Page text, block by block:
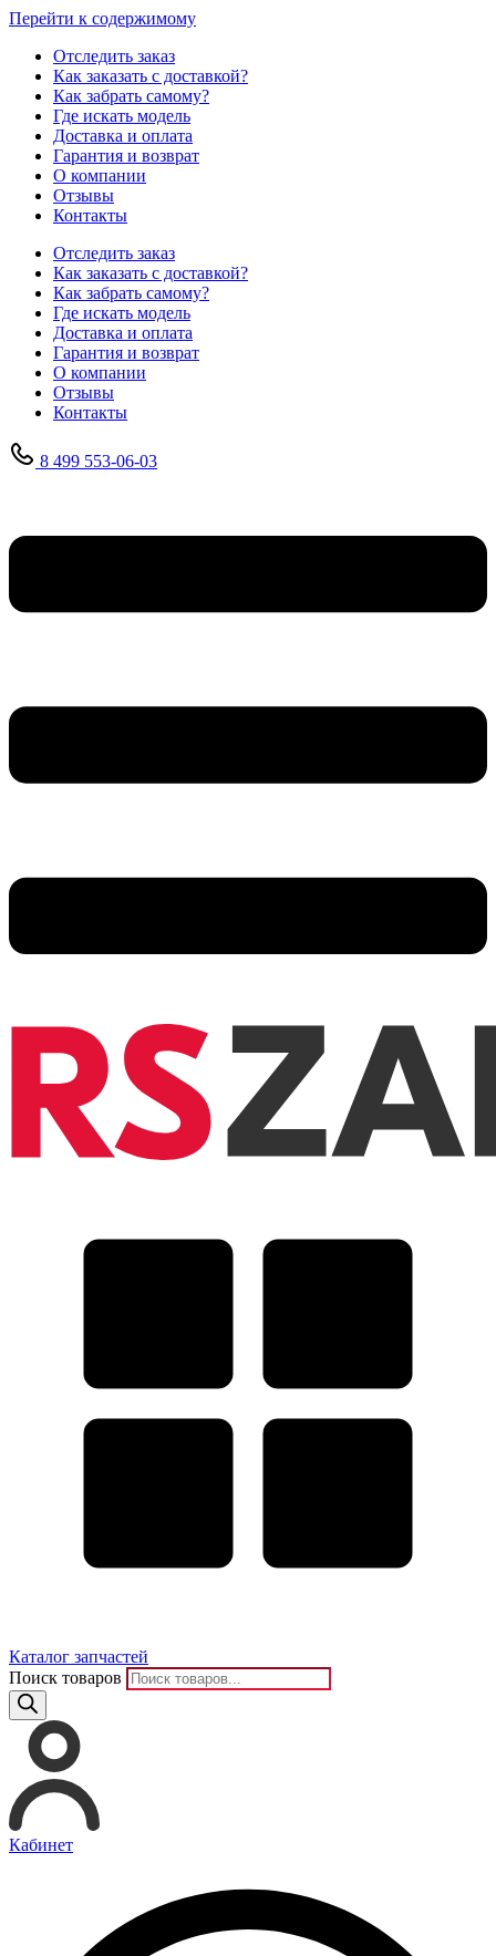
Перейти к содержимому
Отследить заказ
Как заказать с доставкой?
Как забрать самому?
Где искать модель
Доставка и оплата
Гарантия и возврат
О компании
Отзывы
Контакты
Отследить заказ
Как заказать с доставкой?
Как забрать самому?
Где искать модель
Доставка и оплата
Гарантия и возврат
О компании
Отзывы
Контакты
8 499 553-06-03
Каталог запчастей
Поиск товаров
Кабинет